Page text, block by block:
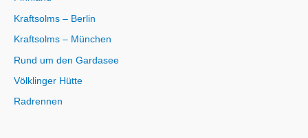
Kraftsolms – Berlin
Kraftsolms – München
Rund um den Gardasee
Völklinger Hütte
Radrennen